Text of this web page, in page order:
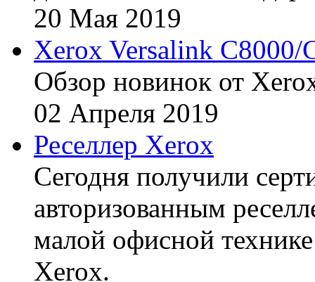
20 Мая 2019
Xerox Versalink C8000/
Обзор новинок от
02 Апреля 2019
Реселлер Xerox
Сегодня получили
авторизованным
малой офисной
Xerox.